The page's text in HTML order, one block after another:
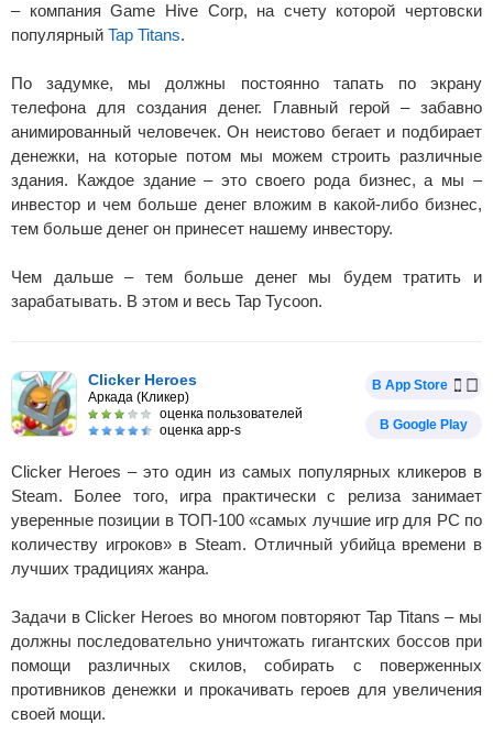
– компания Game Hive Corp, на счету которой чертовски
популярный Tap Titans.
По задумке, мы должны постоянно тапать по экрану
телефона для создания денег. Главный герой – забавно
анимированный человечек. Он неистово бегает и подбирает
денежки, на которые потом мы можем строить различные
здания. Каждое здание – это своего рода бизнес, а мы –
инвестор и чем больше денег вложим в какой-либо бизнес,
тем больше денег он принесет нашему инвестору.
Чем дальше – тем больше денег мы будем тратить и
зарабатывать. В этом и весь Tap Tycoon.
Clicker Heroes
Аркада (Кликер)
оценка пользователей
оценка app-s
В App Store
В Google Play
Clicker Heroes – это один из самых популярных кликеров в
Steam. Более того, игра практически с релиза занимает
уверенные позиции в ТОП-100 «самых лучшие игр для PC по
количеству игроков» в Steam. Отличный убийца времени в
лучших традициях жанра.
Задачи в Clicker Heroes во многом повторяют Tap Titans – мы
должны последовательно уничтожать гигантских боссов при
помощи различных скилов, собирать с поверженных
противников денежки и прокачивать героев для увеличения
своей мощи.